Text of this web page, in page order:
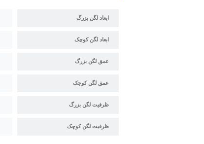
ابعاد لگن بزرگ
ابعاد لگن کوچک
عمق لگن بزرگ
عمق لگن کوچک
ظرفیت لگن بزرگ
ظرفیت لگن کوچک